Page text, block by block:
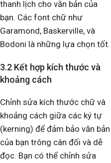
thanh lịch cho văn bản của
bạn. Các font chữ như
Garamond, Baskerville, và
Bodoni là những lựa chọn tốt.
3.2 Kết hợp kích thước và
khoảng cách
Chỉnh sửa kích thước chữ và
khoảng cách giữa các ký tự
(kerning) để đảm bảo văn bản
của bạn trông cân đối và dễ
đọc. Bạn có thể chỉnh sửa